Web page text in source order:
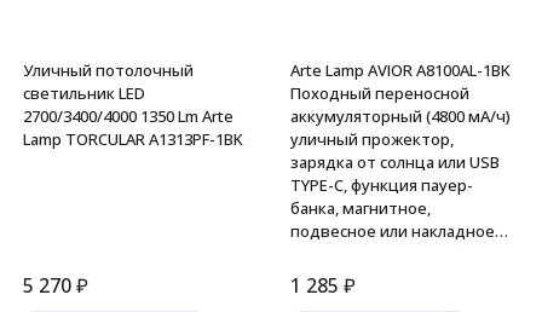
Уличный потолочный
светильник LED
2700/3400/4000 1350 Lm Arte
Lamp TORCULAR A1313PF-1BK
5 270₽
Arte Lamp AVIOR A8100AL-1BK
Походный переносной
аккумуляторный (4800 мА/ч)
уличный прожектор,
зарядка от солнца или USB
TYPE-C, функция пауер-
банка, магнитное,
подвесное или накладное
крепление, время работы 4-
8 часов, LED 10Вт CRI70 550лм
3000/4500/8500K
1 285 ₽